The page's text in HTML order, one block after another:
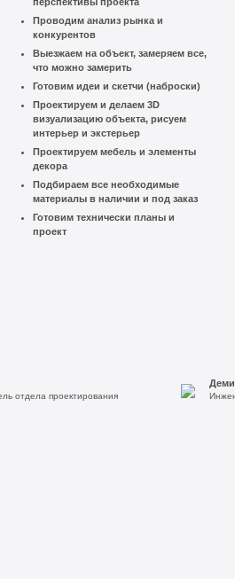
Проводим анализ рынка и
конкурентов
Выезжаем на объект, замеряем все,
что можно замерить
Готовим идеи и скетчи (наброски)
Проектируем и делаем 3D
визуализацию объекта, рисуем
интерьер и экстерьер
Проектируем мебель и элементы
декора
Подбираем все необходимые
материалы в наличии и под заказ
Готовим технически планы и
проект
отдела проектирования